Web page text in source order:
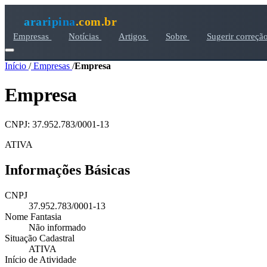
araripina.com.br
Empresas Notícias Artigos Sobre Sugerir
Início /Empresas /Empresa
Empresa
CNPJ: 37.952.783/0001-13
ATIVA
Informações Básicas
CNPJ
37.952.783/0001-13
Nome Fantasia
Não informado
Situação Cadastral
ATIVA
Início de Atividade